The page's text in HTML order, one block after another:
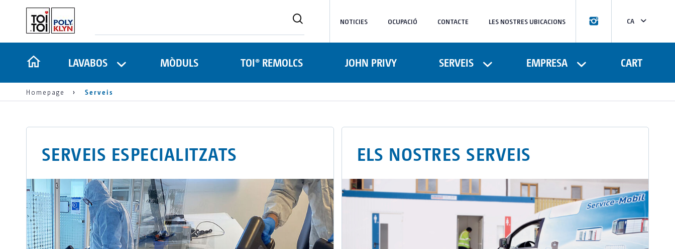
NOTICIES OCUPACIÓ CONTACTE LES NOSTRES UBICACIONS
CA
LAVABOS MÒDULS TOI® REMOLCS JOHN PRIVY SERVEIS EMPRESA CART
Homepage Serveis
SERVEIS ESPECIALITZATS ELS NOSTRES SERVEIS